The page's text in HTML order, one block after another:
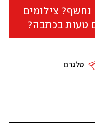
צילומים
טעות בכתבה?
טלגרם